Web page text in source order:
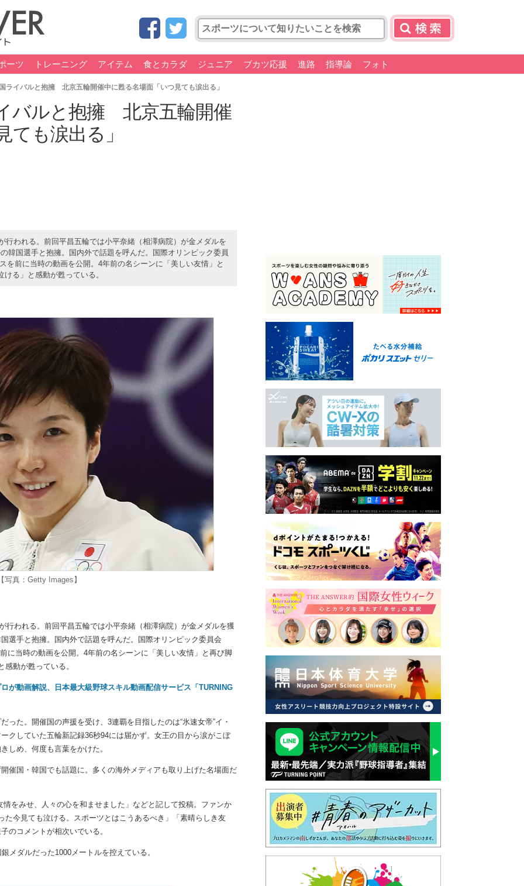
ーツ トレーニング アイテム 食とカラダ ジュニア ブカツ応援 進路 指導論 フォト
ライバルと抱擁 北京五輪開催中に甦る名場面「いつ見ても涙出る」
バルと抱擁 北京五輪開催
も涙出る」
われる。前回平昌五輪では小平奈緒（相澤病院）が金メダルを
韓国選手と抱擁。国内外で話題を呼んだ。国際オリンピック委員
を前に当時の動画を公開。4年前の名シーンに「美しい友情」と
る」と感動が甦っている。
写真：Getty Images】
われる。前回平昌五輪では小平奈緒（相澤病院）が金メダルを獲
選手と抱擁。国内外で話題を呼んだ。国際オリンピック委員会
に当時の動画を公開。4年前の名シーンに「美しい友情」と再び脚
動が甦っている。
動画解説、日本最大級野球スキル動画配信サービス「TURNING
た。開催国の声援を受け、3連覇を目指したのは“氷速女帝”イ・
クしていた五輪新記録36秒94には届かず。女王の目から涙がこぼ
しめ、何度も言葉をかけた。
国・韓国でも話題に。多くの海外メディアも取り上げた名場面だ
をみせ、人々の心を和ませました」などと記して投稿。ファンか
今見ても泣ける。スポーツとはこうあるべき」「素晴らしき友
のコメントが相次いでいる。
ダルだった1000メートルを控えている。